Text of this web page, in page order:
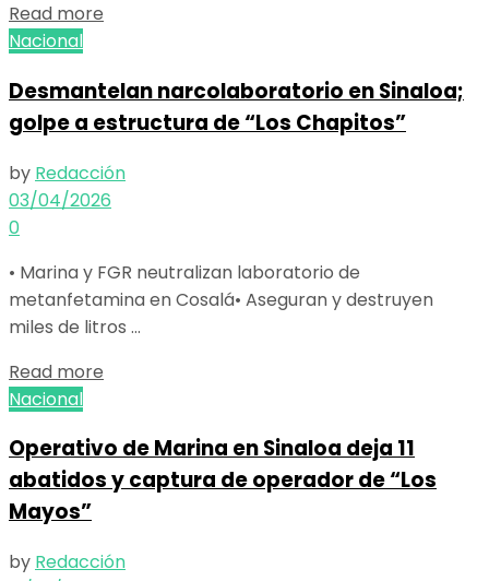
Read more
Nacional
Desmantelan narcolaboratorio en Sinaloa;
golpe a estructura de “Los Chapitos”
by Redacción
03/04/2026
0
• Marina y FGR neutralizan laboratorio de
metanfetamina en Cosalá• Aseguran y destruyen
miles de litros ...
Read more
Nacional
Operativo de Marina en Sinaloa deja 11
abatidos y captura de operador de “Los
Mayos”
by Redacción